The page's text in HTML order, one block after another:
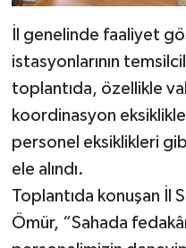
İl genelinde faaliyet
istasyonlarının
toplantıda, özellikle
koordinasyon
personel eksiklikleri
ele alındı.
Toplantıda konuşan İl
Ömür, “Sahada